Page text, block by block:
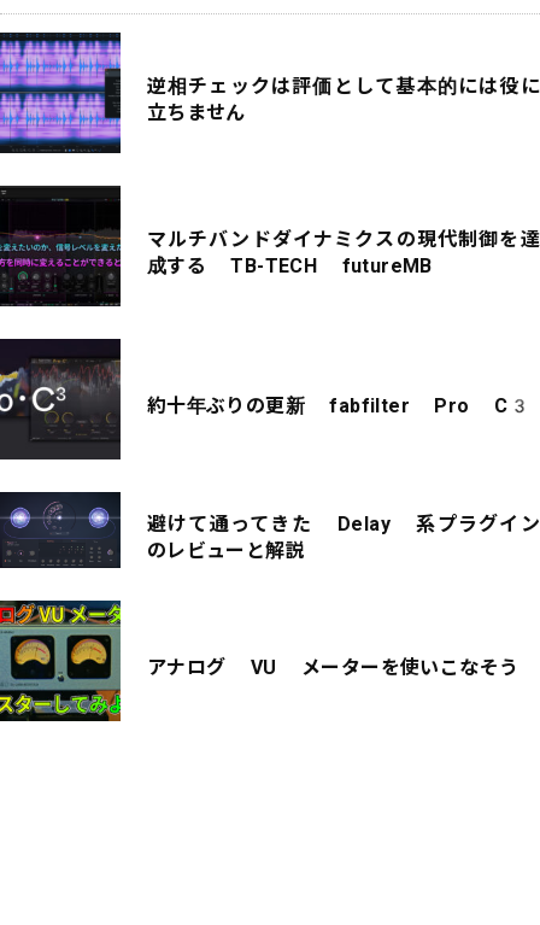
逆相チェックは評価として基本的には役に
立ちません
マルチバンドダイナミクスの現代制御を達
成する TB-TECH futureMB
約十年ぶりの更新 fabfilter Pro C3
避けて通ってきた Delay 系プラグイン
のレビューと解説
アナログ VU メーターを使いこなそう